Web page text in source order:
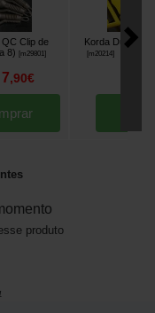
Clip de
8)
[m29801]
7,90€
Korda Dumbell
[m20214]
produto